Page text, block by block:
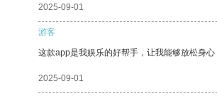
2025-09-01
游客
这款app是我娱乐的好帮手，让我能够放松身心
2025-09-01